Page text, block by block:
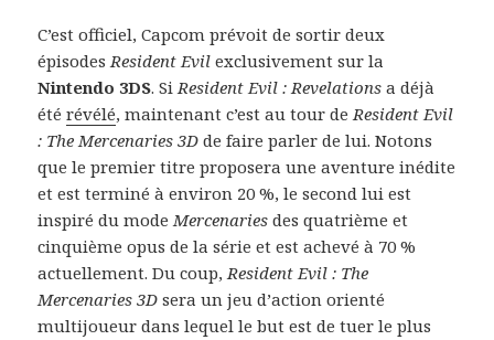
C’est officiel, Capcom prévoit de sortir deux
épisodesResident Evil exclusivement sur la
Nintendo 3DS. SiResident Evil : Revelations a déjà
étérévélé, maintenant c’est au tour deResident Evil
: The Mercenaries 3D de faire parler de lui. Notons
que le premier titre proposera une aventure inédite
et est terminé à environ 20 %, le second lui est
inspiré du modeMercenaries des quatrième et
cinquième opus de la série et est achevé à 70 %
actuellement. Du coup,Resident Evil : The
Mercenaries 3D sera un jeu d’action orienté
multijoueur dans lequel le but est de tuer le plus